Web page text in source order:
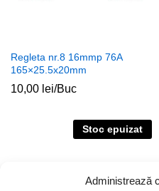
Administrează
Regleta nr.8 16mmp 76A
165×25.5x20mm
10,00 lei/Buc
Stoc epuizat